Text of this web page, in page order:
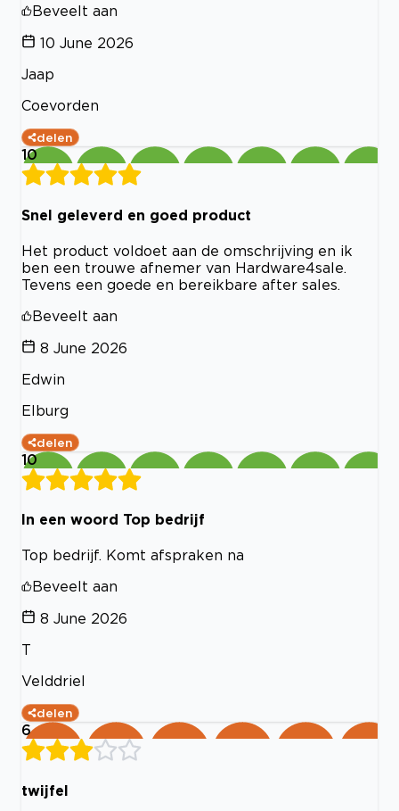
Beveelt aan
10 June 2026
Jaap
Coevorden
delen
10
Snel geleverd en goed product
Het product voldoet aan de omschrijving en ik
ben een trouwe afnemer van Hardware4sale.
Tevens een goede en bereikbare after sales.
Beveelt aan
8 June 2026
Edwin
Elburg
delen
10
In een woord Top bedrijf
Top bedrijf. Komt afspraken na
Beveelt aan
8 June 2026
T
Velddriel
delen
6
twijfel